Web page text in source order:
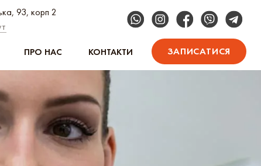
93, корп 2
ПРО НАС КОНТАКТИ ЗАПИСАТИСЯ